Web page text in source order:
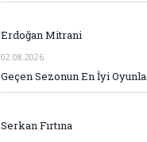
Erdoğan Mitrani
02.08.2026
Geçen Sezonun En İyi
Serkan Fırtına